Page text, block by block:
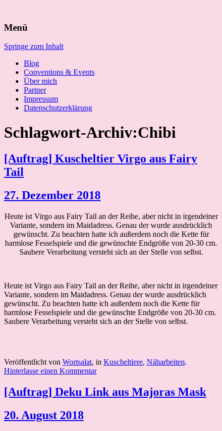
nach:
Menü
Springe zum Inhalt
Blog
Conventions & Events
Über mich
Partner
Impressum
Datenschutzerklärung
Schlagwort-Archiv:Chibi
[Auftrag] Kuscheltier Virgo aus Fairy
Tail
27. Dezember 2018
Heute ist Virgo aus Fairy Tail an der Reihe, aber nicht in irgendeiner
Variante, sondern im Maidadress. Genau der wurde ausdrücklich
gewünscht. Zu beachten hatte ich außerdem noch die Kette für
harmlose Fesselspiele und die gewünschte Endgröße von 20-30 cm.
Saubere Verarbeitung versteht sich an der Stelle von selbst.
Heute ist Virgo aus Fairy Tail an der Reihe, aber nicht in irgendeiner
Variante, sondern im Maidadress. Genau der wurde ausdrücklich
gewünscht. Zu beachten hatte ich außerdem noch die Kette für
harmlose Fesselspiele und die gewünschte Endgröße von 20-30 cm.
Saubere Verarbeitung versteht sich an der Stelle von selbst.
Veröffentlicht von Wortsalat, in Kuscheltiere, Näharbeiten.
Hinterlasse einen Kommentar
[Auftrag] Deku Link aus Majoras Mask
20. August 2018